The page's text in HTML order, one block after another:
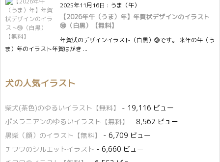
2025年11月16日 : うま（午）
【2026年午（うま）年】年賀状デザインのイラスト
㊿（白黒）【無料】
年賀状のデザインイラスト（白黒）㊿です。 来年の午（う
ま）年のイラスト年賀はがき ...
犬の人気イラスト
柴犬(茶色)のゆるいイラスト【無料】
- 19,116 ビュー
ポメラニアンのゆるいイラスト【無料】
- 8,562 ビュー
黒柴（顔）のイラスト【無料】
- 6,709 ビュー
チワワのシルエットイラスト - 6,660 ビュー